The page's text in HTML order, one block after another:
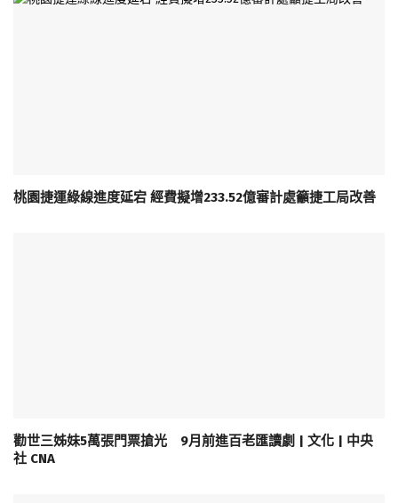
桃園捷運綠線進度延宕 經費擬增233.52億審計處籲捷工局改善
勸世三姊妹5萬張門票搶光 9月前進百老匯讀劇 | 文化 | 中央
社 CNA